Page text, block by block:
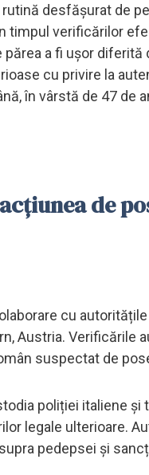
desfășurat de
timpul verificărilor
a fi ușor
cu privire la
în vârstă de 47 de
de
cu
Austria. Verificările
suspectat de
poliției italiene și
legale ulterioare.
pedepsei și